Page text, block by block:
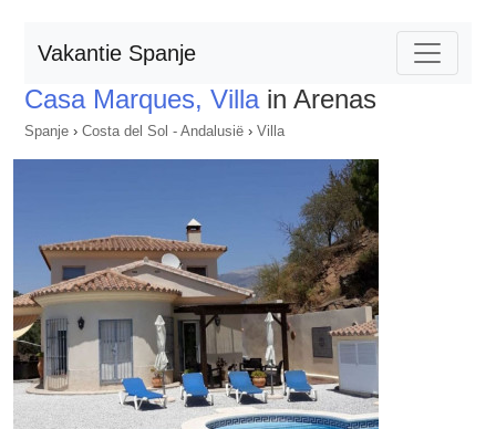
Vakantie Spanje
Casa Marques, Villain Arenas
Spanje › Costa del Sol - Andalusië › Villa